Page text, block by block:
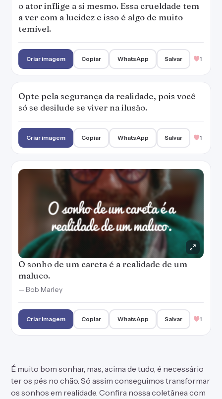
o ator inflige a si mesmo. Essa crueldade tem
a ver com a lucidez e isso é algo de muito
temível.
Criar imagem Copiar WhatsApp Salvar 1
Opte pela segurança da realidade, pois você
só se desilude se viver na ilusão.
Criar imagem Copiar WhatsApp Salvar 1
O sonho de um careta é a realidade de um
maluco.
— Bob Marley
Criar imagem Copiar WhatsApp Salvar 1
É muito bom sonhar, mas, acima de tudo, é necessário
ter os pés no chão. Só assim conseguimos transformar
os sonhos em realidade. Confira nossa coletânea com